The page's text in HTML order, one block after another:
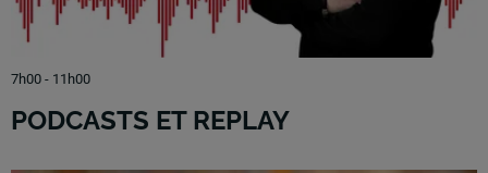
7h00 - 11h00
PODCASTS ET REPLAY